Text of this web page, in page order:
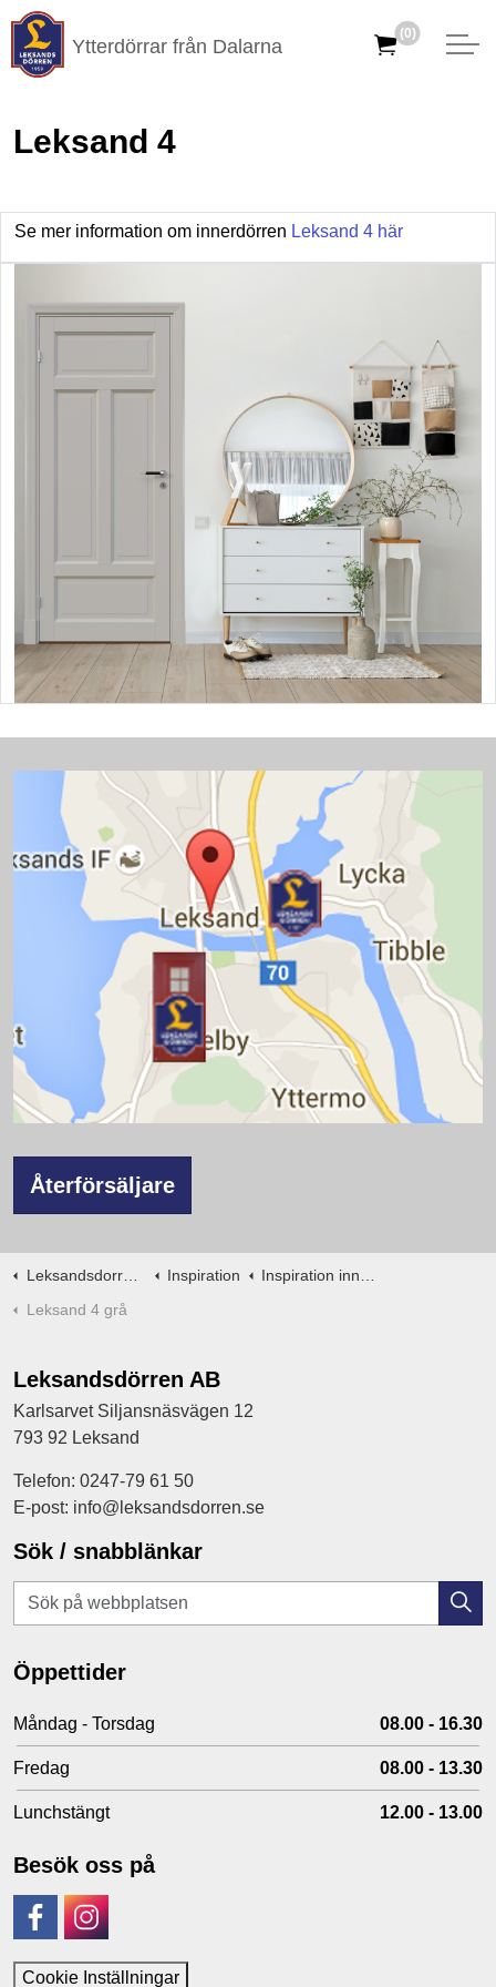
Ytterdörrar från Dalarna
(0)
Leksand 4
Se mer information om innerdörren Leksand 4 här
Återförsäljare
Leksandsdorren.se Inspiration
Inspiration innerdörrar
Leksand 4 grå
Leksandsdörren AB
Karlsarvet Siljansnäsvägen 12
793 92 Leksand
Telefon: 0247-79 61 50
E-post: info@leksandsdorren.se
Sök / snabblänkar
Öppettider
Måndag - Torsdag 08.00 - 16.30
Fredag 08.00 - 13.30
Lunchstängt 12.00 - 13.00
Besök oss på
FacebookInstagram
Cookie Inställningar